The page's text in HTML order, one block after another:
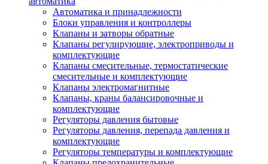
Автоматика и принадлежности
Блоки управления и контроллеры
Клапаны и затворы обратные
Клапаны регулирующие, электроприводы и
комплектующие
Клапаны смесительные, термостатические
смесительные и комплектующие
Клапаны электромагнитные
Клапаны, краны балансировочные и
комплектующие
Регуляторы давления бытовые
Регуляторы давления, перепада давления и
комплектующие
Регуляторы температуры и комплектующие